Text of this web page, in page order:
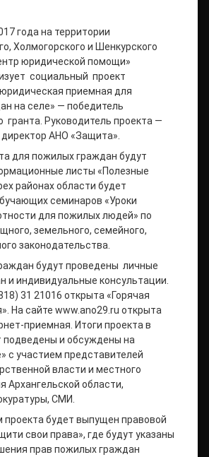
года на территории
Холмогорского и Шенкурского
юридической помощи»
социальный проект
приемная для
на селе» — победитель
гранта. Руководитель проекта —
АНО «Защита».
для пожилых граждан будут
листы «Полезные
районах области будет
семинаров «Уроки
для пожилых людей» по
земельного, семейного,
законодательства.
будут проведены личные
и индивидуальные консультации.
31 21016 открыта «Горячая
На сайте www.anо29.ru открыта
приемная. Итоги проекта в
подведены и обсуждены на
с участием представителей
власти и местного
Архангельской области,
СМИ.
проекта будет выпущен правовой
свои права», где будут указаны
прав пожилых граждан